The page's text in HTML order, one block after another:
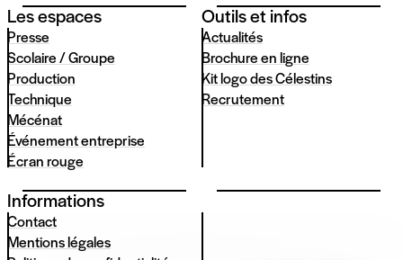
Les espaces
Presse
Scolaire / Groupe
Production
Technique
Mécénat
Événement entreprise
Écran rouge
Outils et infos
Actualités
Brochure en ligne
Kit logo des Célestins
Recrutement
Informations
Contact
Mentions légales